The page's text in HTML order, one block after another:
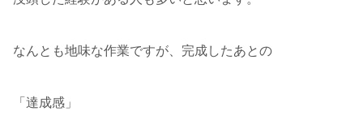
なんとも地味な作業ですが、完成したあとの
「達成感」